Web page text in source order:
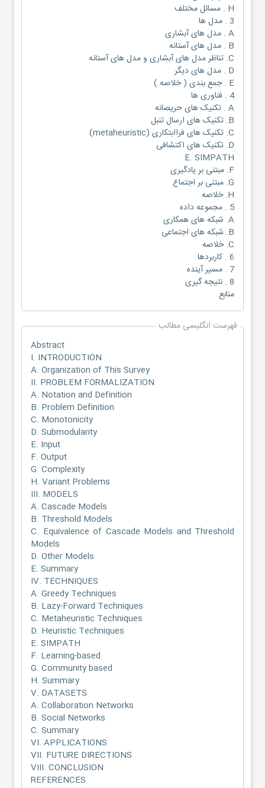
H . مسائل مختلف
3 . مدل ها
A . مدل های آبشاری
B . مدل های آستانه
C. تناظر مدل های آبشاری و مدل های آستانه
D . مدل های دیگر
E . جمع بندی ( خلاصه )
4 . فناوری ها
A . تکنیک های حریصانه
B. تکنیک های ارسال تنبل
C. تکنیک های فراابتکاری (metaheuristic)
D. تکنیک های اکتشافی
E. SIMPATH
F. مبتنی بر یادگیری
G. مبتنی بر اجتماع
H. خلاصه
5 . مجموعه داده
A. شبکه های همکاری
B. شبکه های اجتماعی
C. خلاصه
6 . کاربردها
7 . مسیر آینده
8 . نتیجه گیری
منابع
فهرست انگلیسی مطالب
Abstract
I. INTRODUCTION
A. Organization of This Survey
II. PROBLEM FORMALIZATION
A. Notation and Definition
B. Problem Definition
C. Monotonicity
D. Submodularity
E. Input
F. Output
G. Complexity
H. Variant Problems
III. MODELS
A. Cascade Models
B. Threshold Models
C. Equivalence of Cascade Models and Threshold
Models
D. Other Models
E. Summary
IV. TECHNIQUES
A. Greedy Techniques
B. Lazy-Forward Techniques
C. Metaheuristic Techniques
D. Heuristic Techniques
E. SIMPATH
F. Learning-based
G. Community based
H. Summary
V. DATASETS
A. Collaboration Networks
B. Social Networks
C. Summary
VI. APPLICATIONS
VII. FUTURE DIRECTIONS
VIII. CONCLUSION
REFERENCES